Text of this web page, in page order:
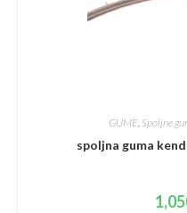
GUME, Spoljne
spoljna guma